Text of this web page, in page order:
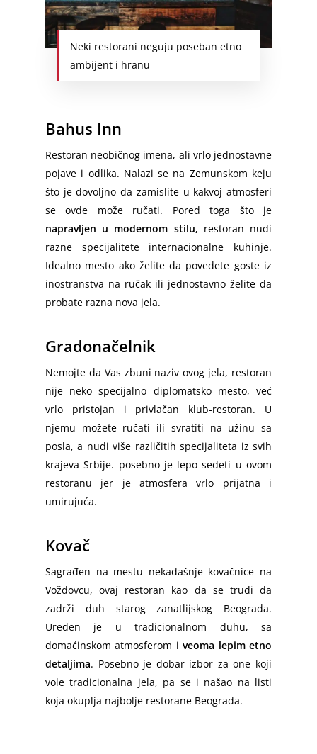
Neki restorani neguju poseban etno
ambijent i hranu
Bahus Inn
Restoran neobičnog imena, ali vrlo jednostavne
pojave i odlika. Nalazi se na Zemunskom keju
što je dovoljno da zamislite u kakvoj atmosferi
se ovde može ručati. Pored toga što je
napravljen u modernom stilu, restoran nudi
razne specijalitete internacionalne kuhinje.
Idealno mesto ako želite da povedete goste iz
inostranstva na ručak ili jednostavno želite da
probate razna nova jela.
Gradonačelnik
Nemojte da Vas zbuni naziv ovog jela, restoran
nije neko specijalno diplomatsko mesto, već
vrlo pristojan i privlačan klub-restoran. U
njemu možete ručati ili svratiti na užinu sa
posla, a nudi više različitih specijaliteta iz svih
krajeva Srbije. posebno je lepo sedeti u ovom
restoranu jer je atmosfera vrlo prijatna i
umirujuća.
Kovač
Sagrađen na mestu nekadašnje kovačnice na
Voždovcu, ovaj restoran kao da se trudi da
zadrži duh starog zanatlijskog Beograda.
Uređen je u tradicionalnom duhu, sa
domaćinskom atmosferom iveoma lepim etno
detaljima. Posebno je dobar izbor za one koji
vole tradicionalna jela, pa se i našao na listi
koja okuplja najbolje restorane Beograda.
Odvoz Stvari na Deponiju
Dortmund – Beograd
Hamburg – Srbija
Prevoz Beč
Beč – Beograd
Slovenija – Srbija
Ljubljana – Beograd
Sremska Mitrovica
Pirot